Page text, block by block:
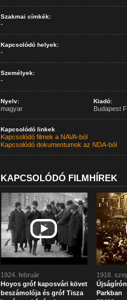
Szakmai címkék:
-
Kapcsolódó helyek:
-
Személyek:
-
Nyelv:
magyar
Kiadó:
Budapest
Kapcsolódó linkek
Kapcsolódó filmek a NAVA-ból
Kapcsolódó dokumentumok az NDA-ból
KAPCSOLÓDÓ FILMHÍREK
1924. február
Hoyos gróf kaposvári követ
beszámolója és gróf Tisza
1918.
Parkban